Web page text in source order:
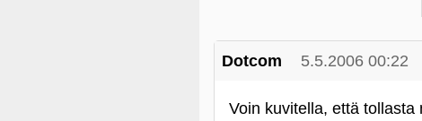
Dotcom 5.5.2006 00:22
Voin kuvitella, että